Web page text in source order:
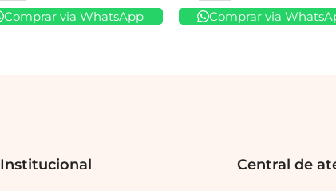
Comprar via WhatsApp Comprar via
Institucional Central de